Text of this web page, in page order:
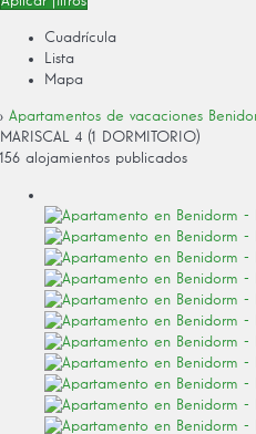
Cuadrícula
Lista
Mapa
› Apartamentos de vacaciones
MARISCAL 4 (1 DORMITORIO)
156 alojamientos publicados